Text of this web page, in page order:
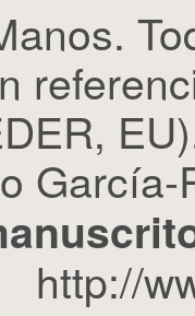
http://